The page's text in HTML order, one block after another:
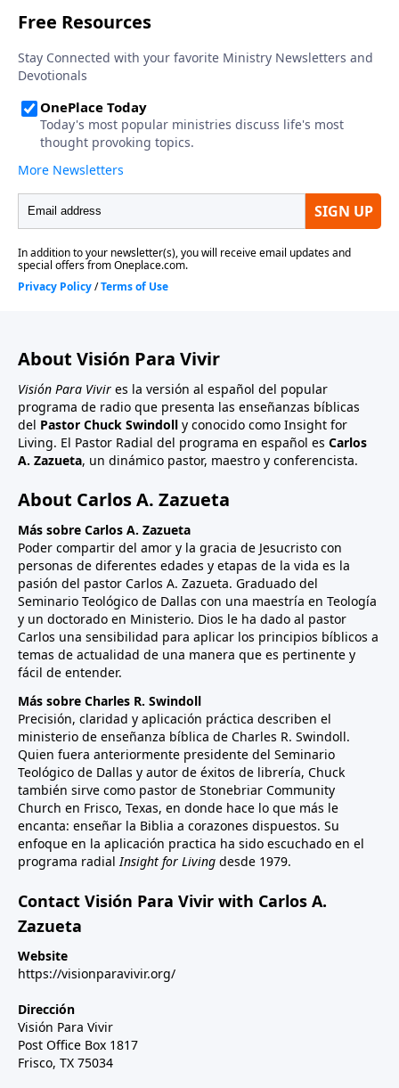
confrontar esa «actitud de hermano mayor» con la
gentileza y la gracia necesaria.
About Visión Para Vivir
Visión Para Vivir es la versión al español del popular
programa de radio que presenta las enseñanzas bíblicas
del Pastor Chuck Swindoll y conocido como Insight for
Living. El Pastor Radial del programa en español es Carlos
A. Zazueta, un dinámico pastor, maestro y conferencista.
About Carlos A. Zazueta
Más sobre Carlos A. Zazueta
Poder compartir del amor y la gracia de Jesucristo con
personas de diferentes edades y etapas de la vida es la
pasión del pastor Carlos A. Zazueta. Graduado del
Seminario Teológico de Dallas con una maestría en Teología
y un doctorado en Ministerio. Dios le ha dado al pastor
Carlos una sensibilidad para aplicar los principios bíblicos a
temas de actualidad de una manera que es pertinente y
fácil de entender.
Más sobre Charles R. Swindoll
Precisión, claridad y aplicación práctica describen el
ministerio de enseñanza bíblica de Charles R. Swindoll.
Quien fuera anteriormente presidente del Seminario
Teológico de Dallas y autor de éxitos de librería, Chuck
también sirve como pastor de Stonebriar Community
Church en Frisco, Texas, en donde hace lo que más le
encanta: enseñar la Biblia a corazones dispuestos. Su
enfoque en la aplicación practica ha sido escuchado en el
programa radialInsight for Living desde 1979.
Contact Visión Para Vivir with Carlos A.
Zazueta
Website
https://visionparavivir.org/
Dirección
Visión Para Vivir
Post Office Box 1817
Frisco, TX 75034